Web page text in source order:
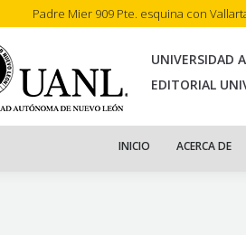
Padre Mier 909 Pte. esquina con
UNIVERSIDAD
EDITORIAL
INICIO ACERCA DE